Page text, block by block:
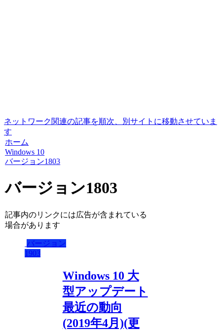
ネットワーク関連の記事を順次、別サイトに移動させていま
す
ホーム
Windows 10
バージョン1803
バージョン1803
記事内のリンクには広告が含まれている
場合があります
バージョン
1903
Windows 10 大
型アップデート
最近の動向
(2019年4月)(更